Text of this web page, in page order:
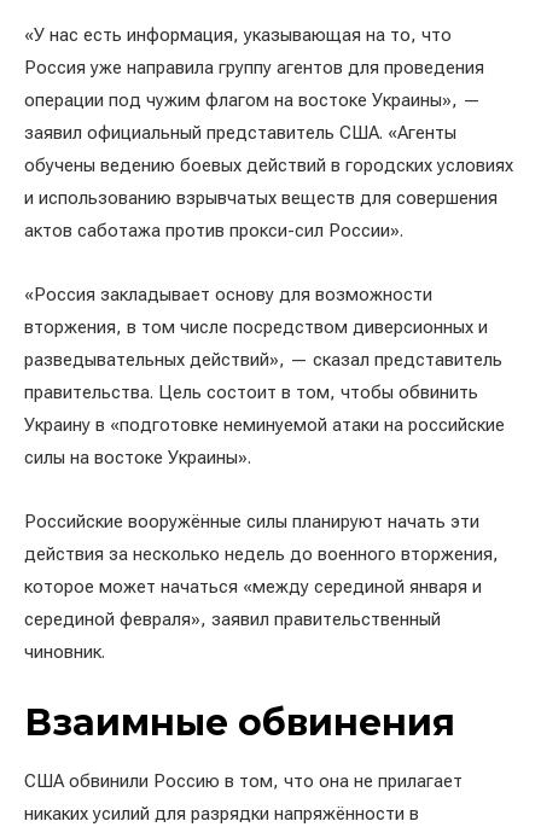
«У нас есть информация, указывающая на то, что
Россия уже направила группу агентов для проведения
операции под чужим флагом на востоке Украины», —
заявил официальный представитель США. «Агенты
обучены ведению боевых действий в городских условиях
и использованию взрывчатых веществ для совершения
актов саботажа против прокси-сил России».
«Россия закладывает основу для возможности
вторжения, в том числе посредством диверсионных и
разведывательных действий», — сказал представитель
правительства. Цель состоит в том, чтобы обвинить
Украину в «подготовке неминуемой атаки на российские
силы на востоке Украины».
Российские вооружённые силы планируют начать эти
действия за несколько недель до военного вторжения,
которое может начаться «между серединой января и
серединой февраля», заявил правительственный
чиновник.
Взаимные обвинения
США обвинили Россию в том, что она не прилагает
никаких усилий для разрядки напряжённости в